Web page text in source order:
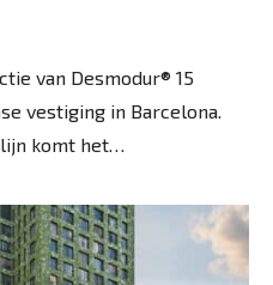
van Desmodur® 15
vestiging in Barcelona.
komt het…